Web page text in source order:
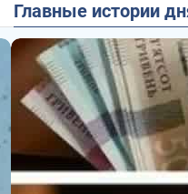
Главные истории